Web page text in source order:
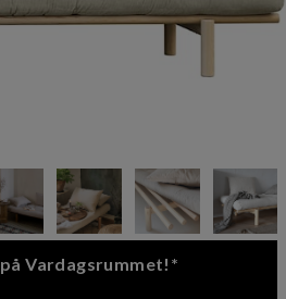
Vardagsrummet!*